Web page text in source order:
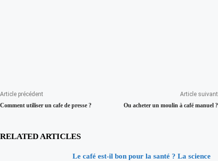
Article précédent
Comment utiliser un cafe de presse ?
Article suivant
Ou acheter un moulin à café manuel ?
RELATED ARTICLES
Le café est-il bon pour la santé ? La science